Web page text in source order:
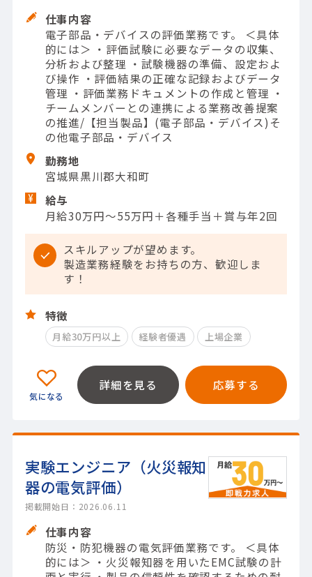
仕事内容
電子部品・デバイスの評価業務です。 ＜具体
的には＞ ・評価試験に必要なデータの収集、
分析および整理 ・試験機器の準備、設定およ
び操作 ・評価結果の正確な記録およびデータ
管理 ・評価業務ドキュメントの作成と管理 ・
チームメンバーとの連携による業務改善提案
の推進/【担当製品】(電子部品・デバイス)そ
の他電子部品・デバイス
勤務地
宮城県黒川郡大和町
給与
月給30万円～55万円＋各種手当＋賞与年2回
スキルアップが望めます。
製造業務経験をお持ちの方、歓迎しま
す！
特徴
月給30万円以上 経験者優遇 上場企業
詳細を見る 応募する
実験エンジニア（火災報知
器の電気評価）
掲載開始日：2026.06.11
仕事内容
防災・防犯機器の電気評価業務です。 ＜具体
的には＞ ・火災報知器を用いたEMC試験の計